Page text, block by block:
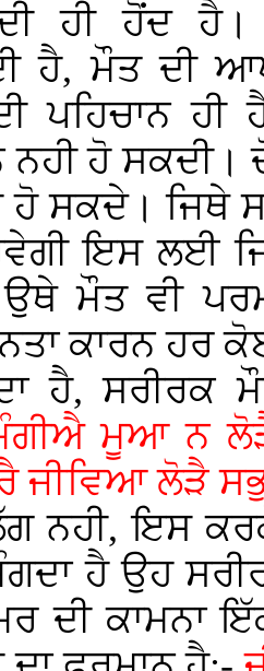
ਹੀ ਹੋਂਦ ਹੈ।
ਹੈ, ਮੌਤ ਦੀ
ਪਹਿਚਾਨ ਹੀ
ਨਹੀ ਹੋ
ਹੋ ਸਕਦੇ। ਜਿਥੇ
ਇਸ ਲਈ
ਮੌਤ ਵੀ
ਕਾਰਨ ਹਰ
ਹੈ,
ਮੂਆ ਨ
ਜੀਵਿਆ ਲੋੜੈ
ਨਹੀ, ਇਸ
ਹੈ ਉਹ
ਦੀ ਕਾਮਨਾ